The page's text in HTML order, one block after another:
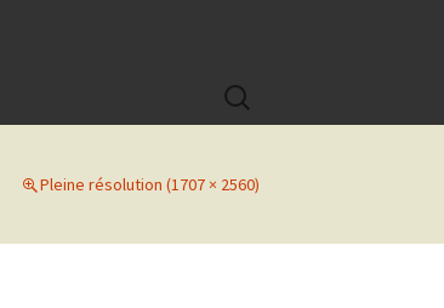
Rechercher :
Pleine résolution (1707 × 2560)